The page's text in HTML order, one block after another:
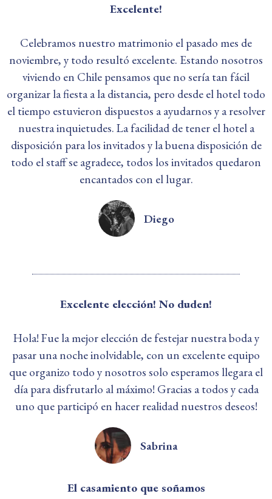
Excelente!
Celebramos nuestro matrimonio el pasado mes de
noviembre, y todo resultó excelente. Estando nosotros
viviendo en Chile pensamos que no sería tan fácil
organizar la fiesta a la distancia, pero desde el hotel todo
el tiempo estuvieron dispuestos a ayudarnos y a resolver
nuestra inquietudes. La facilidad de tener el hotel a
disposición para los invitados y la buena disposición de
todo el staff se agradece, todos los invitados quedaron
encantados con el lugar.
Diego
Excelente elección! No duden!
Hola! Fue la mejor elección de festejar nuestra boda y
pasar una noche inolvidable, con un excelente equipo
que organizo todo y nosotros solo esperamos llegara el
día para disfrutarlo al máximo! Gracias a todos y cada
uno que participó en hacer realidad nuestros deseos!
Sabrina
El casamiento que soñamos